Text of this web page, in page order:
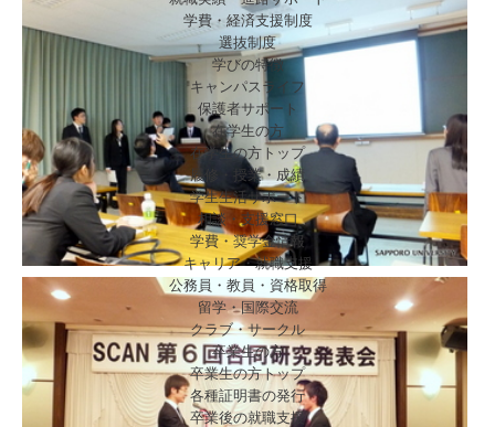
学費・経済支援制度
選抜制度
学びの特徴
キャンパスライフ
保護者サポート
在学生の方
在学生の方トップ
履修・授業・成績
学生生活サポート
相談・支援窓口
学費・奨学金情報
キャリア・就職支援
公務員・教員・資格取得
留学・国際交流
クラブ・サークル
卒業生の方
卒業生の方トップ
各種証明書の発行
卒業後の就職支援